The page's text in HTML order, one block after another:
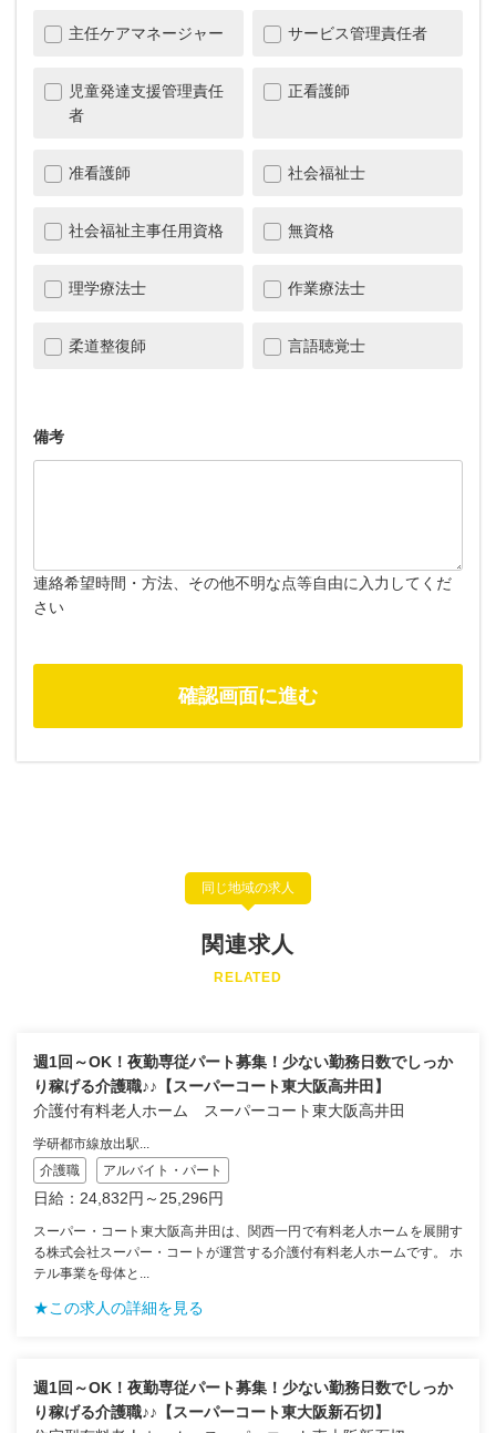
主任ケアマネージャー サービス管理責任者
児童発達支援管理責任
者
正看護師
准看護師 社会福祉士
社会福祉主事任用資格 無資格
理学療法士 作業療法士
柔道整復師 言語聴覚士
備考
連絡希望時間・方法、その他不明な点等自由に入力してくだ
さい
同じ地域の求人
関連求人
RELATED
週1回～OK！夜勤専従パート募集！少ない勤務日数でしっか
り稼げる介護職♪♪【スーパーコート東大阪高井田】
介護付有料老人ホーム スーパーコート東大阪高井田
学研都市線放出駅...
介護職
アルバイト・パート
日給：24,832円～25,296円
スーパー・コート東大阪高井田は、関西一円で有料老人ホームを展開す
る株式会社スーパー・コートが運営する介護付有料老人ホームです。 ホ
テル事業を母体と...
★この求人の詳細を見る
週1回～OK！夜勤専従パート募集！少ない勤務日数でしっか
り稼げる介護職♪♪【スーパーコート東大阪新石切】